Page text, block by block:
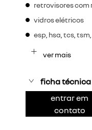
retrovisores
vidros elétricos
esp, hsa, tcs,
ver mais
ficha técnica
entrar em
contato